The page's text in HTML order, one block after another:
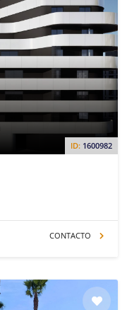
ID: 1600982
CONTACTO